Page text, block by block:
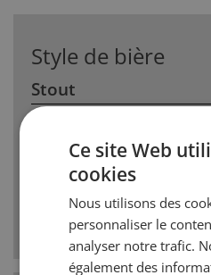
Style de bière
Stout
La représentante
certainement la Guiness
née dune Porter plus
démontre plus de tons
torréfaction. Entretemps,
variantes de Stouts.
Ce site Web
cookies
Nous utilisons des
personnaliser le
analyser notre trafic.
également des